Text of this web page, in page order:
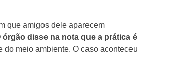
que amigos dele aparecem
órgão disse na nota que a prática é
do meio ambiente. O caso aconteceu